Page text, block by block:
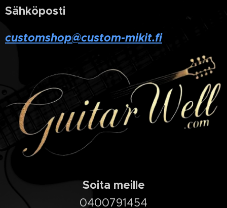
Sähköposti
customshop@custom-mikit.fi
Soita meille
0400791454